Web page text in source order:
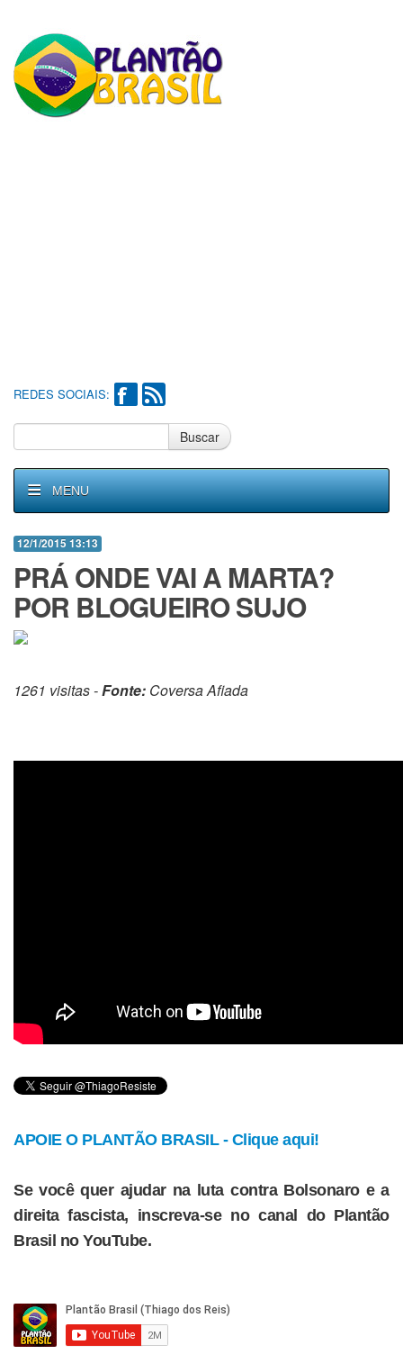
REDES SOCIAIS:
Buscar
MENU
12/1/2015 13:13
PRÁ ONDE VAI A MARTA?
POR BLOGUEIRO SUJO
1261 visitas -Fonte: Coversa Afiada
APOIE O PLANTÃO BRASIL - Clique aqui!
Se você quer ajudar na luta contra Bolsonaro e a
direita fascista, inscreva-se no canal do Plantão
Brasil no YouTube.